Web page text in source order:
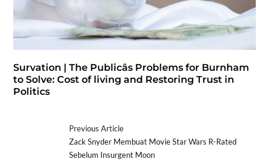
Survation | The Publicâs Problems for Burnham
to Solve: Cost of living and Restoring Trust in
Politics
Previous Article
Zack Snyder Membuat Movie Star Wars R-Rated
Sebelum Insurgent Moon